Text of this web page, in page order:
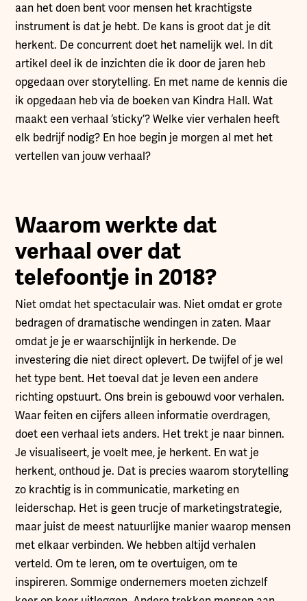
aan het doen bent voor mensen het krachtigste
instrument is dat je hebt. De kans is groot dat je dit
herkent. De concurrent doet het namelijk wel. In dit
artikel deel ik de inzichten die ik door de jaren heb
opgedaan over storytelling. En met name de kennis die
ik opgedaan heb via de boeken van Kindra Hall. Wat
maakt een verhaal ‘sticky’? Welke vier verhalen heeft
elk bedrijf nodig? En hoe begin je morgen al met het
vertellen van jouw verhaal?
Waarom werkte dat
verhaal over dat
telefoontje in 2018?
Niet omdat het spectaculair was. Niet omdat er grote
bedragen of dramatische wendingen in zaten. Maar
omdat je je er waarschijnlijk in herkende. De
investering die niet direct oplevert. De twijfel of je wel
het type bent. Het toeval dat je leven een andere
richting opstuurt. Ons brein is gebouwd voor verhalen.
Waar feiten en cijfers alleen informatie overdragen,
doet een verhaal iets anders. Het trekt je naar binnen.
Je visualiseert, je voelt mee, je herkent. En wat je
herkent, onthoud je. Dat is precies waarom storytelling
zo krachtig is in communicatie, marketing en
leiderschap. Het is geen trucje of marketingstrategie,
maar juist de meest natuurlijke manier waarop mensen
met elkaar verbinden. We hebben altijd verhalen
verteld. Om te leren, om te overtuigen, om te
inspireren. Sommige ondernemers moeten zichzelf